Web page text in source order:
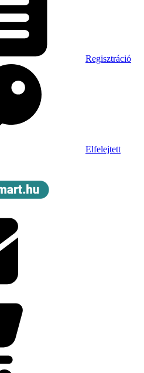
Regisztráció
Elfelejtett